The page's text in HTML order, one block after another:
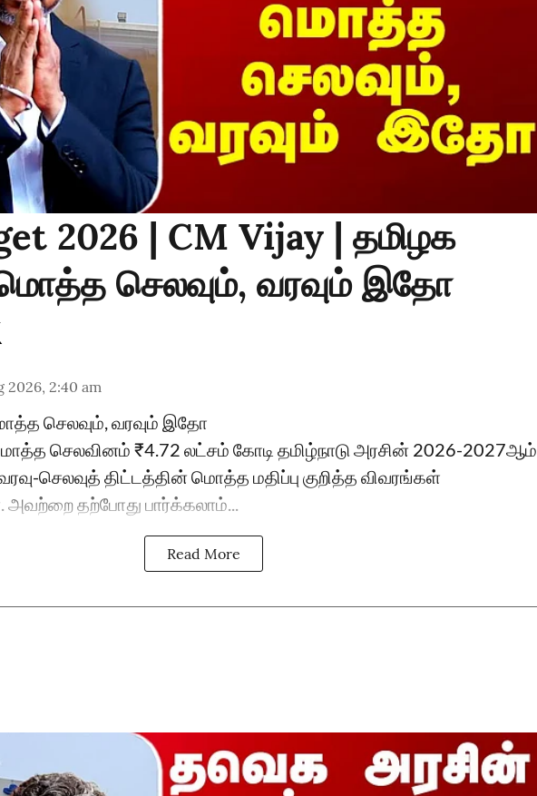
2026 | CM Vijay | தமிழக
செலவும், வரவும் இதோ
2026, 2:40 am
செலவும், வரவும் இதோ
செலவினம் ₹4.72 லட்சம் கோடி தமிழ்நாடு அரசின் 2026-2027ஆம்
செலவுத் திட்டத்தின் மொத்த மதிப்பு குறித்த விவரங்கள்
அவற்றை தற்போது பார்க்கலாம்...
Read More